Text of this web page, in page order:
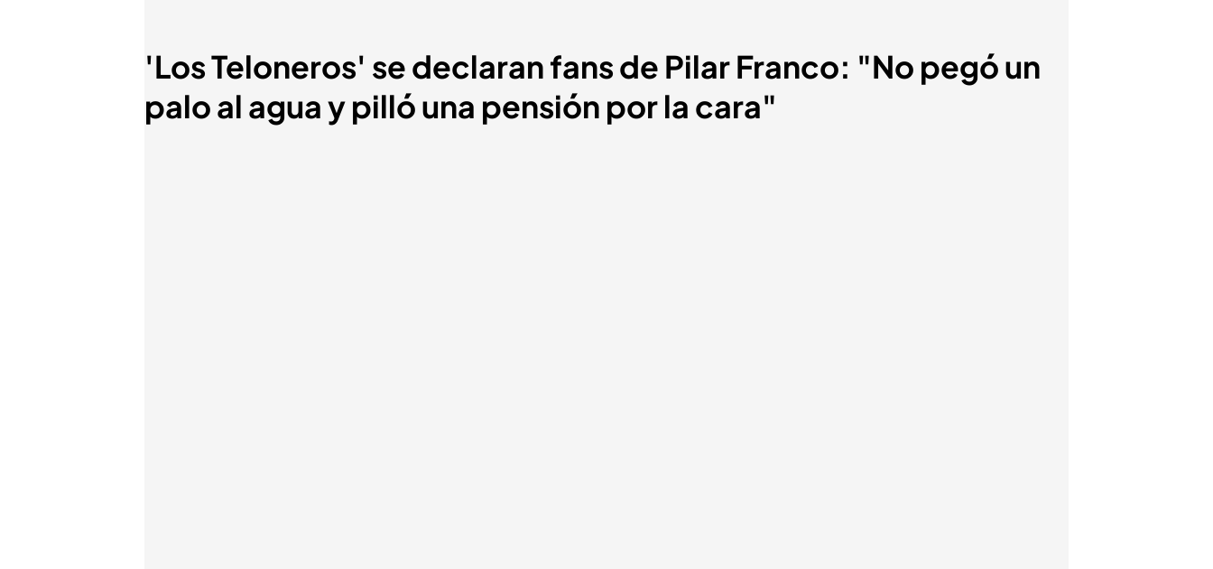
'Los Teloneros' se declaran fans de Pilar Franco: "No pegó un
palo al agua y pilló una pensión por la cara"